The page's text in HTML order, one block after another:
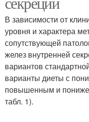
Жиросжигатели
гипотиреозе
В зависимости от
уровня и характера
сопутствующей
желез внутренней
вариантов
варианты диеты с
повышенным и
табл. 1).